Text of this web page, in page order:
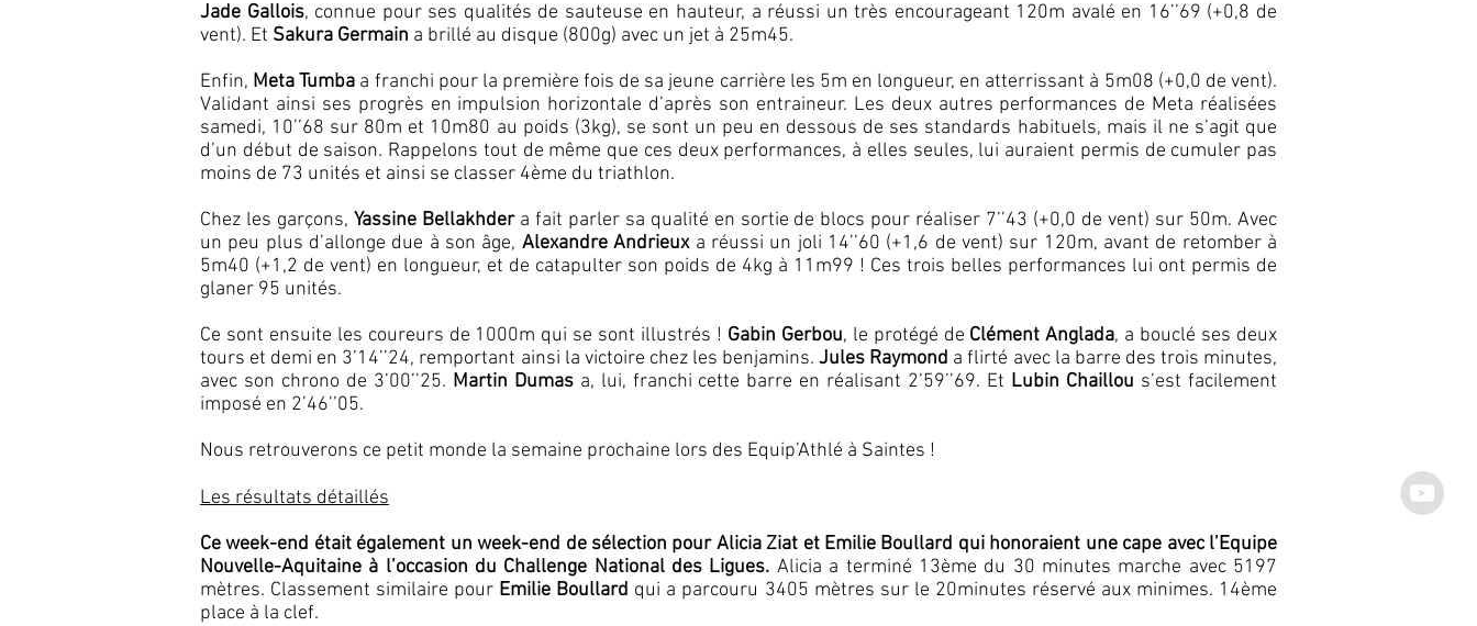
Jade Gallois, connue pour ses qualités de sauteuse en hauteur, a réussi un très encourageant 120m avalé en 16’’69 (+0,8 de
vent). Et Sakura Germain a brillé au disque (800g) avec un jet à 25m45.
Enfin, Meta Tumba a franchi pour la première fois de sa jeune carrière les 5m en longueur, en atterrissant à 5m08 (+0,0 de vent).
Validant ainsi ses progrès en impulsion horizontale d’après son entraineur. Les deux autres performances de Meta réalisées
samedi, 10’’68 sur 80m et 10m80 au poids (3kg), se sont un peu en dessous de ses standards habituels, mais il ne s’agit que
d’un début de saison. Rappelons tout de même que ces deux performances, à elles seules, lui auraient permis de cumuler pas
moins de 73 unités et ainsi se classer 4ème du triathlon.
Chez les garçons, Yassine Bellakhdera fait parler sa qualité en sortie de blocs pour réaliser 7’’43 (+0,0 de vent) sur 50m. Avec
un peu plus d’allonge due à son âge, Alexandre Andrieuxa réussi un joli 14’’60 (+1,6 de vent) sur 120m, avant de retomber à
5m40 (+1,2 de vent) en longueur, et de catapulter son poids de 4kg à 11m99 ! Ces trois belles performances lui ont permis de
glaner 95 unités.
Ce sont ensuite les coureurs de 1000m qui se sont illustrés ! Gabin Gerbou, le protégé de Clément Anglada, a bouclé ses deux
tours et demi en 3’14’’24, remportant ainsi la victoire chez les benjamins.Jules Raymond a flirté avec la barre des trois minutes,
avec son chrono de 3’00’’25. Martin Dumasa, lui, franchi cette barre en réalisant 2’59’’69. Et Lubin Chaillou s’est facilement
imposé en 2’46’’05.
Nous retrouverons ce petit monde la semaine prochaine lors des Equip’Athlé à Saintes !
Les résultats détaillés
Ce week-end était également un week-end de sélection pour Alicia Ziat et Emilie Boullard qui honoraient une cape avec l’Equipe
Nouvelle-Aquitaine à l’occasion du Challenge National des Ligues. Alicia a terminé 13ème du 30 minutes marche avec 5197
mètres. Classement similaire pour Emilie Boullard qui a parcouru 3405 mètres sur le 20minutes réservé aux minimes. 14ème
place à la clef.